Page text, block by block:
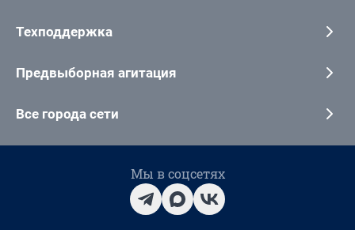
Техподдержка
Предвыборная агитация
Все города сети
Мы в соцсетях